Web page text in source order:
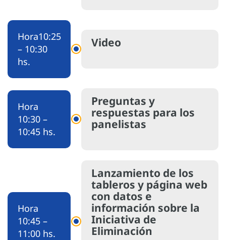
Hora10:25
– 10:30
hs.
Video
Hora
10:30 –
10:45 hs.
Preguntas y
respuestas para los
panelistas
Hora
10:45 –
11:00 hs.
Lanzamiento de los
tableros y página web
con datos e
información sobre la
Iniciativa de
Eliminación